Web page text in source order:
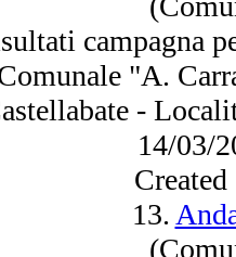
campagna
"A.
-
14/03/
13.